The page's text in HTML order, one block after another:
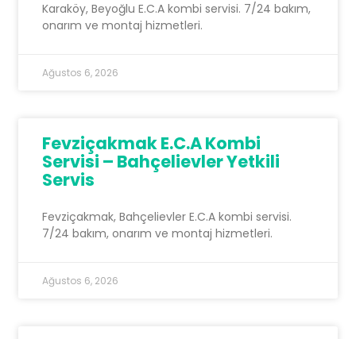
Karaköy, Beyoğlu E.C.A kombi servisi. 7/24 bakım,
onarım ve montaj hizmetleri.
Ağustos 6, 2026
Fevziçakmak E.C.A Kombi
Servisi – Bahçelievler Yetkili
Servis
Fevziçakmak, Bahçelievler E.C.A kombi servisi.
7/24 bakım, onarım ve montaj hizmetleri.
Ağustos 6, 2026